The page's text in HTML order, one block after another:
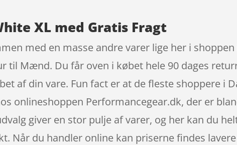
XL med Gratis Fragt
med en masse andre varer lige her i shoppen
til Mænd. Du får oven i købet hele 90 dages
af din vare. Fun fact er at de fleste shoppere i
onlineshoppen Performancegear.dk, der er
giver en stor pulje af varer, og her kan du
Når du handler online kan priserne findes